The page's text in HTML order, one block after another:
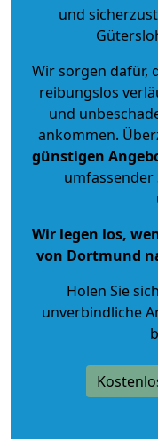
und
Wir sorgen dafür,
reibungslos
und
ankommen.
günstigen
umfassender
Wir legen los,
von Dortmund
Holen Sie
unverbindliche